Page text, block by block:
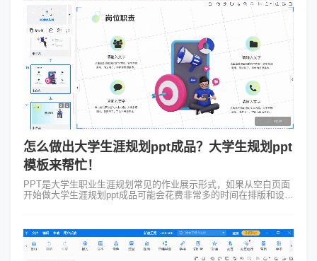
怎么做出大学生涯规划ppt成品？大学生规划ppt
模板来帮忙！
PPT是大学生职业生涯规划常见的作业展示形式，如果从空白页面
开始做大学生涯规划ppt成品可能会花费非常多的时间在排版和设计